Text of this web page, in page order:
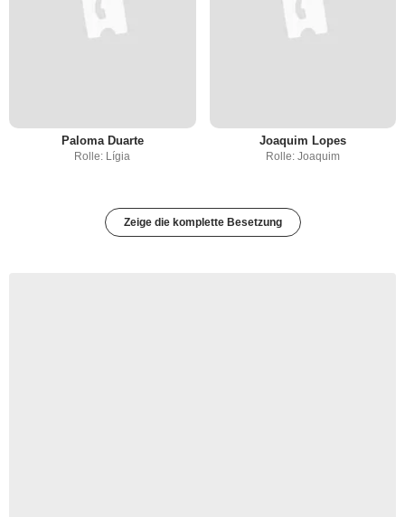
Paloma Duarte
Rolle: Lígia
Joaquim Lopes
Rolle: Joaquim
Zeige die komplette Besetzung